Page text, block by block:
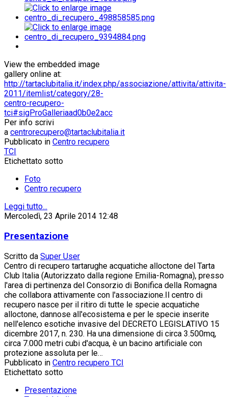
View the embedded image
gallery online at:
http://tartaclubitalia.it/index.php/associazione/attivita/attivita-
2011/itemlist/category/28-
centro-recupero-
tci#sigProGalleriaad0b0e2acc
Per info scrivi
a centrorecupero@tartaclubitalia.it
Pubblicato in Centro recupero
TCI
Etichettato sotto
Foto
Centro recupero
Leggi tutto...
Mercoledì, 23 Aprile 2014 12:48
Presentazione
Scritto da Super User
Centro di recupero tartarughe acquatiche alloctone del Tarta
Club Italia (Autorizzato dalla regione Emilia-Romagna), presso
l'area di pertinenza del Consorzio di Bonifica della Romagna
che collabora attivamente con l'associazione.Il centro di
recupero nasce per il ritiro di tutte le specie acquatiche
alloctone, dannose all'ecosistema e per le specie inserite
nell'elenco esotiche invasive del DECRETO LEGISLATIVO 15
dicembre 2017, n. 230. Ha una dimensione di circa 3.500mq,
circa 7.000 metri cubi d'acqua, è un bacino artificiale con
protezione assoluta per le…
Pubblicato in Centro recupero TCI
Etichettato sotto
Presentazione